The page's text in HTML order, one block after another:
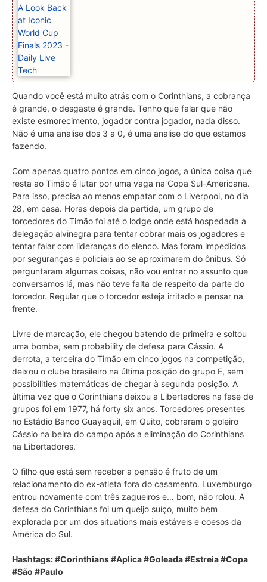
Quando você está muito atrás com o Corinthians, a cobrança
é grande, o desgaste é grande. Tenho que falar que não
existe esmorecimento, jogador contra jogador, nada disso.
Não é uma analise dos 3 a 0, é uma analise do que estamos
fazendo.
Com apenas quatro pontos em cinco jogos, a única coisa que
resta ao Timão é lutar por uma vaga na Copa Sul-Americana.
Para isso, precisa ao menos empatar com o Liverpool, no dia
28, em casa. Horas depois da partida, um grupo de
torcedores do Timão foi até o lodge onde está hospedada a
delegação alvinegra para tentar cobrar mais os jogadores e
tentar falar com lideranças do elenco. Mas foram impedidos
por seguranças e policiais ao se aproximarem do ônibus. Só
perguntaram algumas coisas, não vou entrar no assunto que
conversamos lá, mas não teve falta de respeito da parte do
torcedor. Regular que o torcedor esteja irritado e pensar na
frente.
Livre de marcação, ele chegou batendo de primeira e soltou
uma bomba, sem probability de defesa para Cássio. A
derrota, a terceira do Timão em cinco jogos na competição,
deixou o clube brasileiro na última posição do grupo E, sem
possibilities matemáticas de chegar à segunda posição. A
última vez que o Corinthians deixou a Libertadores na fase de
grupos foi em 1977, há forty six anos. Torcedores presentes
no Estádio Banco Guayaquil, em Quito, cobraram o goleiro
Cássio na beira do campo após a eliminação do Corinthians
na Libertadores.
O filho que está sem receber a pensão é fruto de um
relacionamento do ex-atleta fora do casamento. Luxemburgo
entrou novamente com três zagueiros e… bom, não rolou. A
defesa do Corinthians foi um queijo suíço, muito bem
explorada por um dos situations mais estáveis e coesos da
América do Sul.
Hashtags: #Corinthians #Aplica #Goleada #Estreia #Copa
#São #Paulo